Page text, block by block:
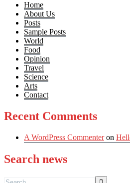
Home
About Us
Posts
Sample Posts
World
Food
Opinion
Travel
Science
Arts
Contact
Recent Comments
A WordPress Commenteron
Search news